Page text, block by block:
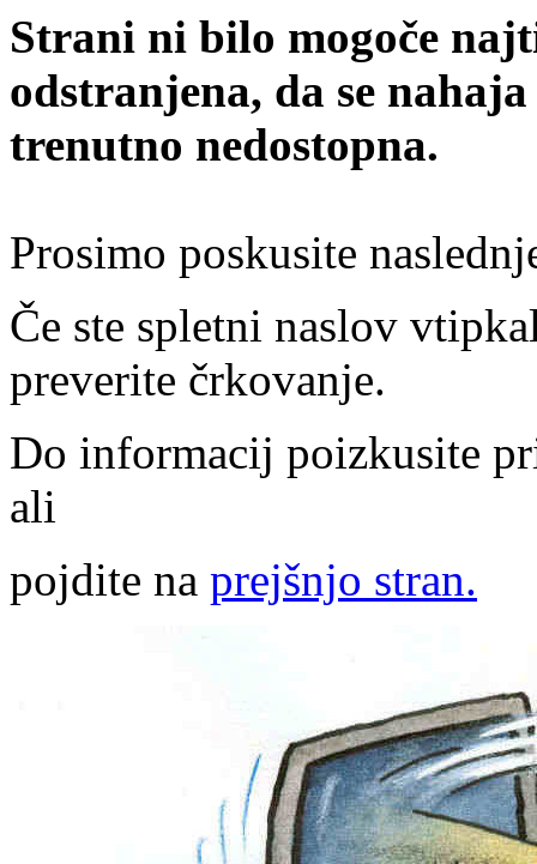
Strani ni bilo mogoče
odstranjena, da se
trenutno nedostopna.
Prosimo poskusite
Če ste spletni naslov
preverite črkovanje.
Do informacij poizkusite
ali
pojdite na prejšnjo stran.